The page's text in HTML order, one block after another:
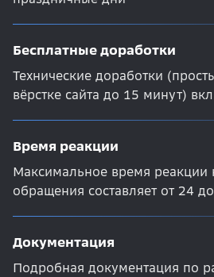
Бесплатные доработки
Технические доработки
вёрстке сайта до 15 минут)
Время реакции
Максимальное время реакции
обращения составляет от 24
Документация
Подробная документация по